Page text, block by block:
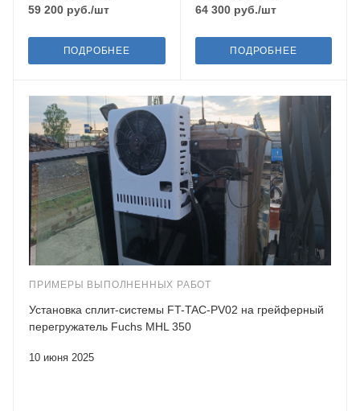
59 200 руб./шт
ПОДРОБНЕЕ
64 300руб./шт
ПОДРОБНЕЕ
ПРИМЕРЫ ВЫПОЛНЕННЫХ РАБОТ
10 июня 2025
Установка сплит-системы FT-TAC-PV02 на грейферный
перегружатель Fuchs MHL 350